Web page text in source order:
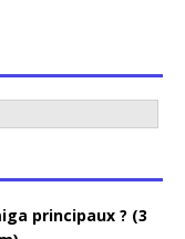
principaux ? (3